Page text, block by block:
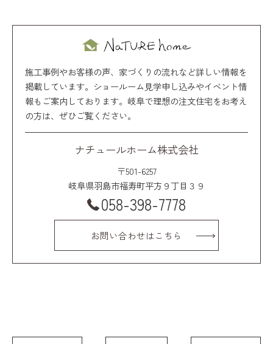
施工事例やお客様の声、家づくりの流れなど詳しい情報を
掲載しています。ショールーム見学申し込みやイベント情
報もご案内しております。岐阜で理想の注文住宅をお考え
の方は、ぜひご覧ください。
ナチュールホーム株式会社
〒501-6257
岐阜県羽島市福寿町平方９丁目３９
058-398-7778
お問い合わせはこちら